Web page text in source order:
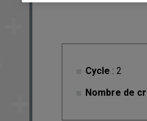
Cycle : 2
Nombre de